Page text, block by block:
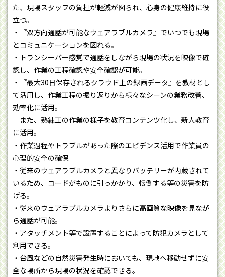
た、現場スタッフの負担が軽減が図られ、心身の健康維持に役
立つ。
・『双方向通話が可能なウェアラブルカメラ』でいつでも現場
とコミュニケーションを図れる。
・トランシーバー感覚で通話をしながら現場の状況を映像で確
認し、作業の工程確認や安全確認が可能。
・『最大30日保存されるクラウド上の録画データ』を教材とし
て活用し、作業工程の振り返りから様々なシーンの業務改善、
効率化に活用。
また、熟練工の作業の様子を教育コンテンツ化し、新人教育
に活用。
・作業過程やトラブルがあった際のエビデンス活用で作業員の
心理的安全の確保
・従来のウェアラブルカメラと異なりバッテリーが内蔵されて
いるため、コードがものに引っかかり、転倒する等の災害を防
げる。
・従来のウェアラブルカメラよりさらに高画質な映像を見なが
ら通話が可能。
・アタッチメント等で設置することによって防犯カメラとして
利用できる。
・台風などの自然災害発生時においても、現地へ移動せずに安
全な場所から現場の状況を確認できる。